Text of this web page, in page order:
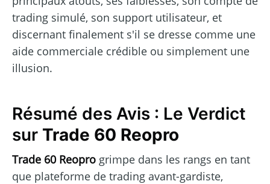
trading simulé, son support utilisateur, et
discernant finalement s'il se dresse comme une
aide commerciale crédible ou simplement une
illusion.
Résumé des Avis : Le Verdict
sur Trade 60 Reopro
Trade 60 Reopro grimpe dans les rangs en tant
que plateforme de trading avant-gardiste,